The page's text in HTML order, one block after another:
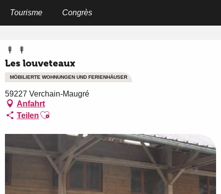
Tourisme Congrès
Les louveteaux
MÖBILIERTE WOHNUNGEN UND FERIENHÄUSER
59227 Verchain-Maugré
Anfahrt
Teilen Ajouter aux favoris